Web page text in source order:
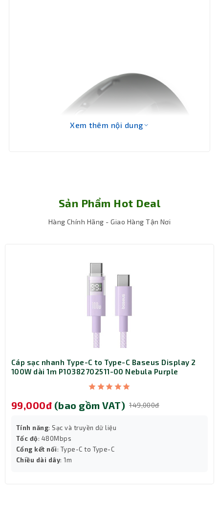
có dây ZADEZ M-121 có độ phân giải 1000 DPI,
định vị chính xác, để bạn có thể di chuyển chính xác đảm
Xem thêm nội dung
Sản Phẩm Hot Deal
Hàng Chính Hãng - Giao Hàng Tận Nơi
Cáp sạc nhanh Type-C to Type-C Baseus Display 2
100W dài 1m P10382702511-00 Nebula Purple
99,000đ (bao gồm VAT) 149,000đ
Tính năng: Sạc và truyền dữ liệu
Tốc độ: 480Mbps
Cổng kết nối: Type-C to Type-C
Chiều dài dây: 1m